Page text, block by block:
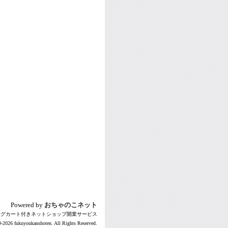
Powered by おちゃのこネット
カート付きネットショップ開業サービス
2026 fukuyoukanshoten. All Rights Reserved.